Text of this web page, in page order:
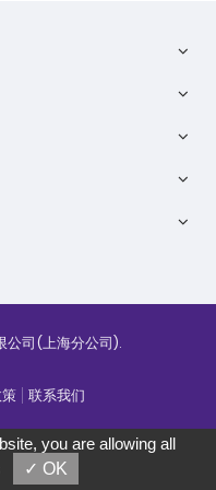
司(上海分公司).
联系我们
个产品或直接查看结果
you are allowing all
✓ OK